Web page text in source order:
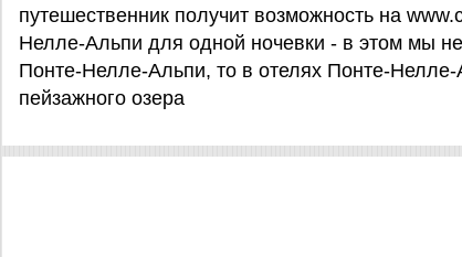
путешественник получит возможность на
Нелле-Альпи для одной ночевки - в этом мы
Понте-Нелле-Альпи, то в отелях Понте-
пейзажного озера